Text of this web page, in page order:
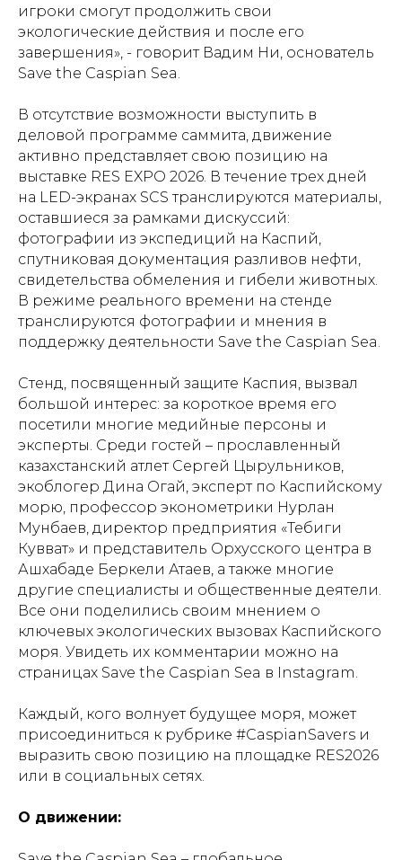
игроки смогут продолжить свои
экологические действия и после его
завершения», - говорит Вадим Ни, основатель
Save the Caspian Sea.
В отсутствие возможности выступить в
деловой программе саммита, движение
активно представляет свою позицию на
выставке RES EXPO 2026. В течение трех дней
на LED-экранах SCS транслируются материалы,
оставшиеся за рамками дискуссий:
фотографии из экспедиций на Каспий,
спутниковая документация разливов нефти,
свидетельства обмеления и гибели животных.
В режиме реального времени на стенде
транслируются фотографии и мнения в
поддержку деятельности Save the Caspian Sea.
Стенд, посвященный защите Каспия, вызвал
большой интерес: за короткое время его
посетили многие медийные персоны и
эксперты. Среди гостей – прославленный
казахстанский атлет Сергей Цырульников,
экоблогер Дина Огай, эксперт по Каспийскому
морю, профессор эконометрики Нурлан
Мунбаев, директор предприятия «Тебиги
Кувват» и представитель Орхусского центра в
Ашхабаде Беркели Атаев, а также многие
другие специалисты и общественные деятели.
Все они поделились своим мнением о
ключевых экологических вызовах Каспийского
моря. Увидеть их комментарии можно на
страницах Save the Caspian Sea в Instagram.
Каждый, кого волнует будущее моря, может
присоединиться к рубрике #CaspianSavers и
выразить свою позицию на площадке RES2026
или в социальных сетях.
О движении: